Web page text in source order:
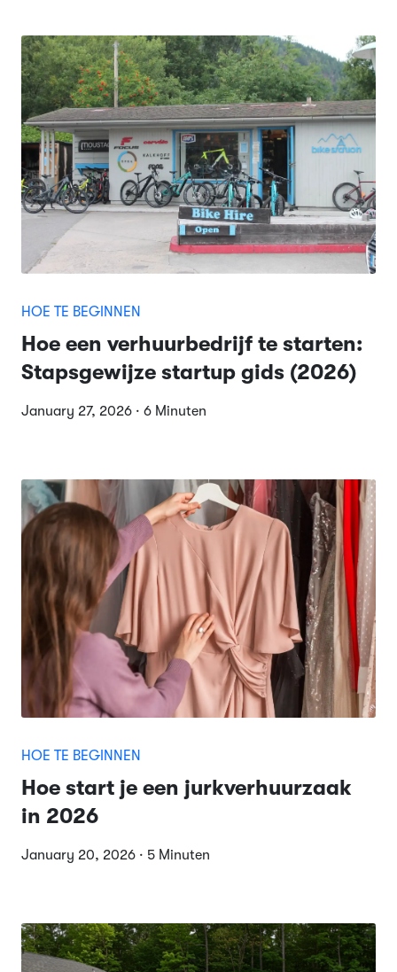
HOE TE BEGINNEN
Hoe een verhuurbedrijf te starten:
Stapsgewijze startup gids (2026)
January 27, 2026 · 6 Minuten
HOE TE BEGINNEN
Hoe start je een jurkverhuurzaak
in 2026
January 20, 2026 · 5 Minuten